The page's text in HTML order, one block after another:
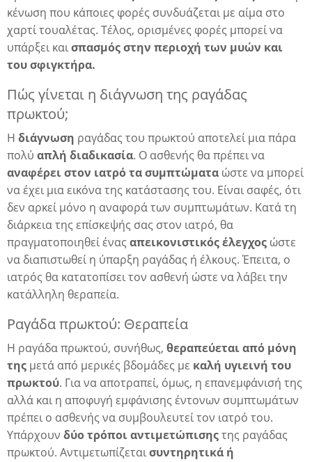
κένωση που κάποιες φορές συνδυάζεται με αίμα στο
χαρτί τουαλέτας. Τέλος, ορισμένες φορές μπορεί να
υπάρξει καισπασμός στην περιοχή των μυών και
του σφιγκτήρα.
Πώς γίνεται η διάγνωση της ραγάδας
πρωκτού;
Η διάγνωση ραγάδας του πρωκτού αποτελεί μια πάρα
πολύ απλή διαδικασία. Ο ασθενής θα πρέπει να
αναφέρει στον ιατρό τα συμπτώματα ώστε να μπορεί
να έχει μια εικόνα της κατάστασης του. Είναι σαφές, ότι
δεν αρκεί μόνο η αναφορά των συμπτωμάτων. Κατά τη
διάρκεια της επίσκεψής σας στον ιατρό, θα
πραγματοποιηθεί ένας απεικονιστικός έλεγχος ώστε
να διαπιστωθεί η ύπαρξη ραγάδας ή έλκους. Έπειτα, ο
ιατρός θα κατατοπίσει τον ασθενή ώστε να λάβει την
κατάλληλη θεραπεία.
Ραγάδα πρωκτού: Θεραπεία
Η ραγάδα πρωκτού, συνήθως, θεραπεύεται από μόνη
της μετά από μερικές βδομάδες με καλή υγιεινή του
πρωκτού. Για να αποτραπεί, όμως, η επανεμφάνισή της
αλλά και η αποφυγή εμφάνισης έντονων συμπτωμάτων
πρέπει ο ασθενής να συμβουλευτεί τον ιατρό του.
Υπάρχουν δύο τρόποι αντιμετώπισηςτης ραγάδας
πρωκτού. Αντιμετωπίζεταισυντηρητικά ή